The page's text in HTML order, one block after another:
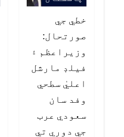
خطي جي
صورتحال:
وزيراعظم ۽
فيلڊ مارشل
اعليٰ سطحي
وفد سان
سعودي عرب
جي دوري تي